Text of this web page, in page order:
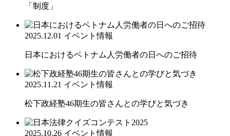
「制度」
2025.12.01 イベント情報
日本におけるベトナム人労働者の日へのご招待
2025.11.21 イベント情報
松下政経塾46期生の皆さんとの学びと気づき
2025.10.26 イベント情報